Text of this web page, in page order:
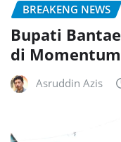
BREAKENG NEWS
Bupati
di
Asruddin Azis